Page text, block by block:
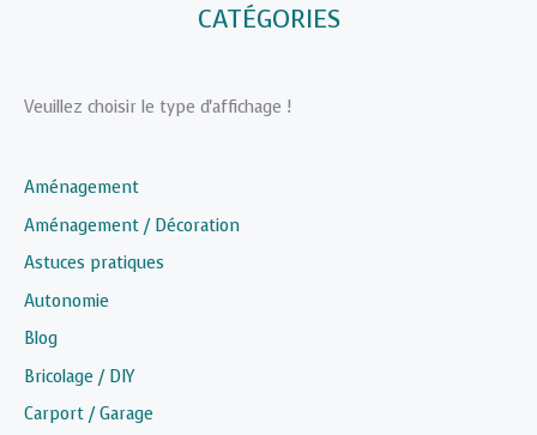
CATÉGORIES
Veuillez choisir le type d'affichage !
Aménagement
Aménagement / Décoration
Astuces pratiques
Autonomie
Blog
Bricolage / DIY
Carport / Garage